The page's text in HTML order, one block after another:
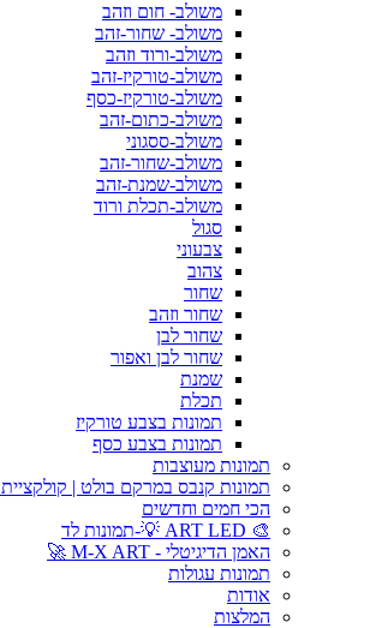
משולב- חום וזהב
משולב- שחור-זהב
משולב-ורוד וזהב
משולב-טורקיז-זהב
משולב-טורקיז-כסף
משולב-כתום-זהב
משולב-ססגוני
משולב-שחור-זהב
משולב-שמנת-זהב
משולב-תכלת ורוד
סגול
צבעוני
צהוב
שחור
שחור וזהב
שחור לבן
שחור לבן ואפור
שמנת
תכלת
תמונות בצבע טורקיז
תמונות בצבע כסף
תמונות מעוצבות
תמונות קנבס במרקם בולט | קולקציית Art Touch
הכי חמים וחדשים
🎨 ART LED 💡-תמונות לד
האמן הדיגיטלי - M-X ART 🚀
תמונות עגולות
אודות
המלצות